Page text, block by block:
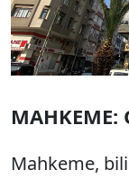
MAHKEME:
Mahkeme,